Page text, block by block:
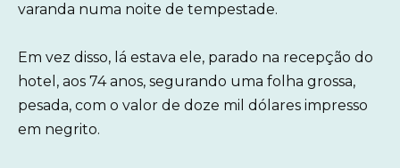
varanda numa noite de tempestade.
Em vez disso, lá estava ele, parado na recepção do
hotel, aos 74 anos, segurando uma folha grossa,
pesada, com o valor de doze mil dólares impresso
em negrito.